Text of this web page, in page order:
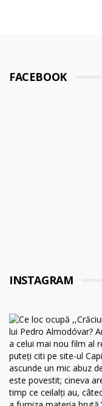
FACEBOOK
INSTAGRAM